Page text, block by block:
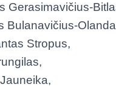
Gerasimavičius-
Bulanavičius-
Stropus,